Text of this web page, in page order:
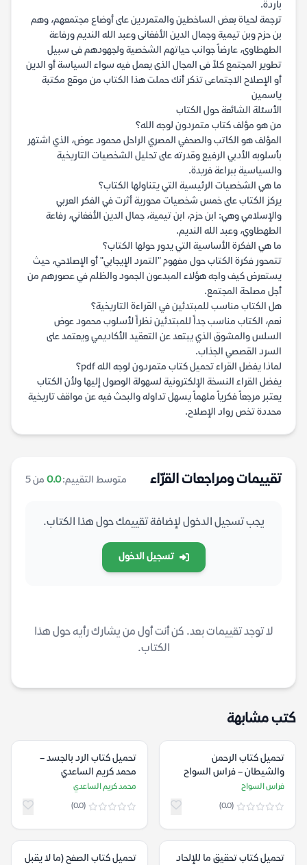
باردة.
ترجمة لحياة بعض الساخطين والمتمردين على أوضاع مجتمعهم، وهم
بن حزم وبن تيمية وجمال الدين الأفغانى وعبد الله النديم ورفاعة
الطهطاوى، عارضاً جوانب حياتهم الشخصية ولجهودهم فى سبيل
تطوير المجتمع كلاً فى المجال الذى يعمل فيه سواء السياسة أو الدين
أو الإصلاح الاجتماعى تذكر أنك حملت هذا الكتاب من موقع مكتبة
ياسمين
الأسئلة الشائعة حول الكتاب
من هو مؤلف كتاب متمردون لوجه الله؟
المؤلف هو الكاتب والصحفي المصري الراحل محمود عوض، الذي اشتهر
بأسلوبه الأدبي الرفيع وقدرته على تحليل الشخصيات التاريخية
والسياسية ببراعة فريدة.
ما هي الشخصيات الرئيسية التي يتناولها الكتاب؟
يركز الكتاب على خمس شخصيات محورية أثرت في الفكر العربي
والإسلامي وهي: ابن حزم، ابن تيمية، جمال الدين الأفغاني، رفاعة
الطهطاوي، وعبد الله النديم.
ما هي الفكرة الأساسية التي يدور حولها الكتاب؟
تتمحور فكرة الكتاب حول مفهوم "التمرد الإيجابي" أو الإصلاحي، حيث
يستعرض كيف واجه هؤلاء المبدعون الجمود والظلم في عصورهم من
أجل مصلحة المجتمع.
هل الكتاب مناسب للمبتدئين في القراءة التاريخية؟
نعم، الكتاب مناسب جداً للمبتدئين نظراً لأسلوب محمود عوض
السلس والمشوق الذي يبتعد عن التعقيد الأكاديمي ويعتمد على
السرد القصصي الجذاب.
لماذا يفضل القراء تحميل كتاب متمردون لوجه الله pdf؟
يفضل القراء النسخة الإلكترونية لسهولة الوصول إليها ولأن الكتاب
يعتبر مرجعاً فكرياً ملهماً يسهل تداوله والبحث فيه عن مواقف تاريخية
محددة تخص رواد الإصلاح.
تقييمات ومراجعات القرّاء متوسط التقييم:0.0 من 5
يجب تسجيل الدخول لإضافة تقييمك حول هذا الكتاب.
تسجيل الدخول
لا توجد تقييمات بعد. كن أنت أول من يشارك رأيه حول هذا
الكتاب.
كتب مشابهة
تحميل كتاب الرحمن
والشيطان – فراس السواح
فراس السواح
(0.0)
تحميل كتاب الرد بالجسد –
محمد كريم الساعدي
محمد كريم الساعدي
(0.0)
تحميل كتاب تحقيق ما للإلحاد
تحميل كتاب الصفح (ما لا يقبل